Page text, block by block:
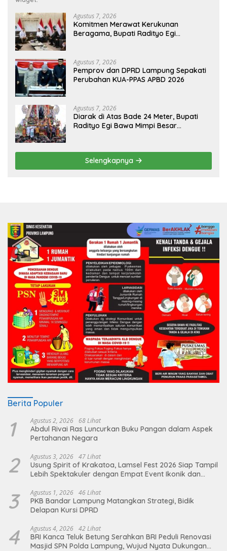
Agustus 7, 2026
Komitmen Merawat Kerukunan
Beragama, Bupati Radityo Egi
Agustus 7, 2026
Pemprov dan DPRD Lampung Sepakati
Perubahan KUA-PPAS APBD 2026
Agustus 7, 2026
Diarak di Atas Bade 24 Meter, Bupati
Radityo Egi Bawa Mimpi Besar
Selengkapnya
Berita Populer
1 Agustus 2, 2026 68 Lihat
Abdul Rivai Ras Luncurkan Buku Pangan dalam Aspek
Pertahanan Negara
2 Agustus 3, 2026 47 Lihat
Usung Spirit of Krakatoa, Lamsel Fest 2026 Siap Tampil
Lebih Spektakuler dengan Empat Event Ikonik dan
3 Agustus 1, 2026 46 Lihat
PKB Bandar Lampung Matangkan Strategi, Bidik
Delapan Kursi DPRD
4 Agustus 4, 2026 42 Lihat
BRI Kanca Teluk Betung Serahkan BRI Peduli Renovasi
Masjid SPN Polda Lampung, Wujud Nyata Dukungan